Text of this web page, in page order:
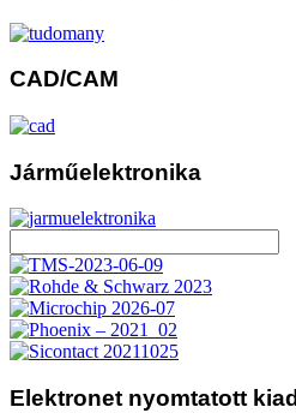
CAD/CAM
Járműelektronika
Elektronet nyomtatott